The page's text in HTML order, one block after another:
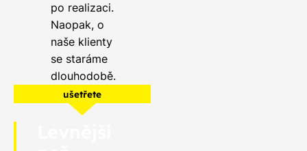
po realizaci.
Naopak, o
naše klienty
se staráme
dlouhodobě.
ušetřete